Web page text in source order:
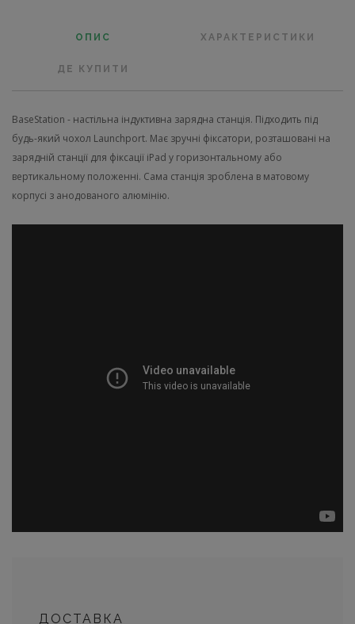
ОПИС ХАРАКТЕРИСТИКИ
ДЕ КУПИТИ
BaseStation - настільна індуктивна зарядна станція. Підходить під
будь-який чохол Launchport. Має зручні фіксатори, розташовані на
зарядній станції для фіксації iPad у горизонтальному або
вертикальному положенні. Сама станція зроблена в матовому
корпусі з анодованого алюмінію.
ДОСТАВКА